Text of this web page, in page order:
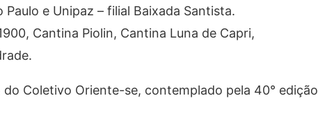
e Unipaz – filial Baixada Santista.
Cantina Piolin, Cantina Luna de Capri,
Coletivo Oriente-se, contemplado pela 40° edição